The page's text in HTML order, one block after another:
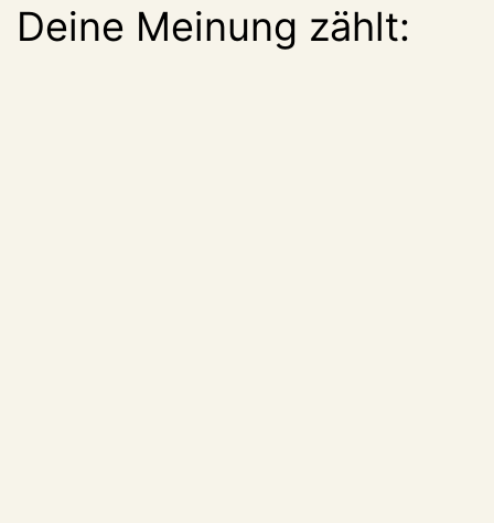
Deine Meinung zählt: